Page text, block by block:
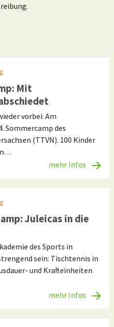
Mit
vorbei: Am
Sommercamp des
(TTVN). 100 Kinder
mehr Infos
Juleicas in die
des Sports in
sein: Tischtennis in
und Krafteinheiten
mehr Infos